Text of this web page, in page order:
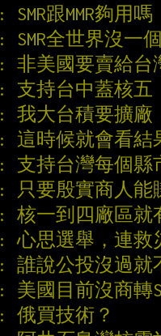
: SMR跟MMR夠用嗎
: SMR全世界沒一
: 非美國要賣給台
: 支持台中蓋核五
: 我大台積要擴廠
: 這時候就會看結
: 支持台灣每個縣
: 只要殷實商人能
: 核一到四廠區就
: 心思選舉，連救
: 誰說公投沒過就
: 美國目前沒商轉
: 俄買技術？